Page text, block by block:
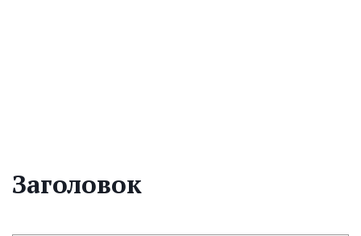
Заголовок